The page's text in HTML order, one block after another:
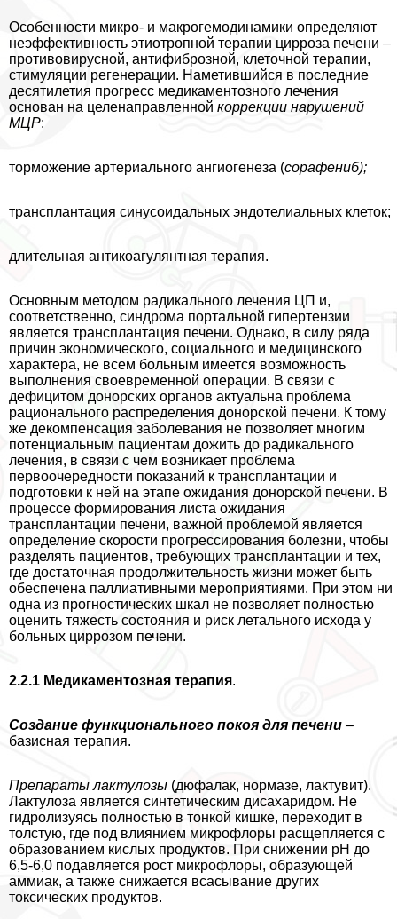
Особенности микро- и макрогемодинамики определяют
неэффективность этиотропной терапии цирроза печени –
противовирусной, антифиброзной, клеточной терапии,
стимуляции регенерации. Наметившийся в последние
десятилетия прогресс медикаментозного лечения
основан на целенаправленной коррекции нарушений
МЦР:
торможение артериального ангиогенеза (сорафениб);
трaнcплантация синусоидальных эндотелиальных клеток;
длительная антикоагулянтная терапия.
Основным методом радикального лечения ЦП и,
соответственно, синдрома портальной гипертензии
является трaнcплантация печени. Однако, в силу ряда
причин экономического, социального и медицинского
хаpaктера, не всем больным имеется возможность
выполнения своевременной операции. В связи с
дефицитом донорских органов актуальна проблема
рационального распределения донорской печени. К тому
же декомпенсация заболевания не позволяет многим
потенциальным пациентам дожить до радикального
лечения, в связи с чем возникает проблема
первоочередности показаний к трaнcплантации и
подготовки к ней на этапе ожидания донорской печени. В
процессе формирования листа ожидания
трaнcплантации печени, важной проблемой является
определение скорости прогрессирования болезни, чтобы
разделять пациентов, требующих трaнcплантации и тех,
где достаточная продолжительность жизни может быть
обеспечена паллиативными мероприятиями. При этом ни
одна из прогностических шкал не позволяет полностью
оценить тяжесть состояния и риск летального исхода у
больных циррозом печени.
2.2.1 Медикаментозная терапия.
Создание функционального покоя для печени –
базисная терапия.
Препараты лактулозы (дюфалак, нормазе, лактувит).
Лактулоза является синтетическим дисахаридом. Не
гидролизуясь полностью в тонкой кишке, переходит в
толстую, где под влиянием микрофлоры расщепляется с
образованием кислых продуктов. При снижении рН до
6,5-6,0 подавляется рост микрофлоры, образующей
аммиак, а также снижается всасывание других
токсических продуктов.